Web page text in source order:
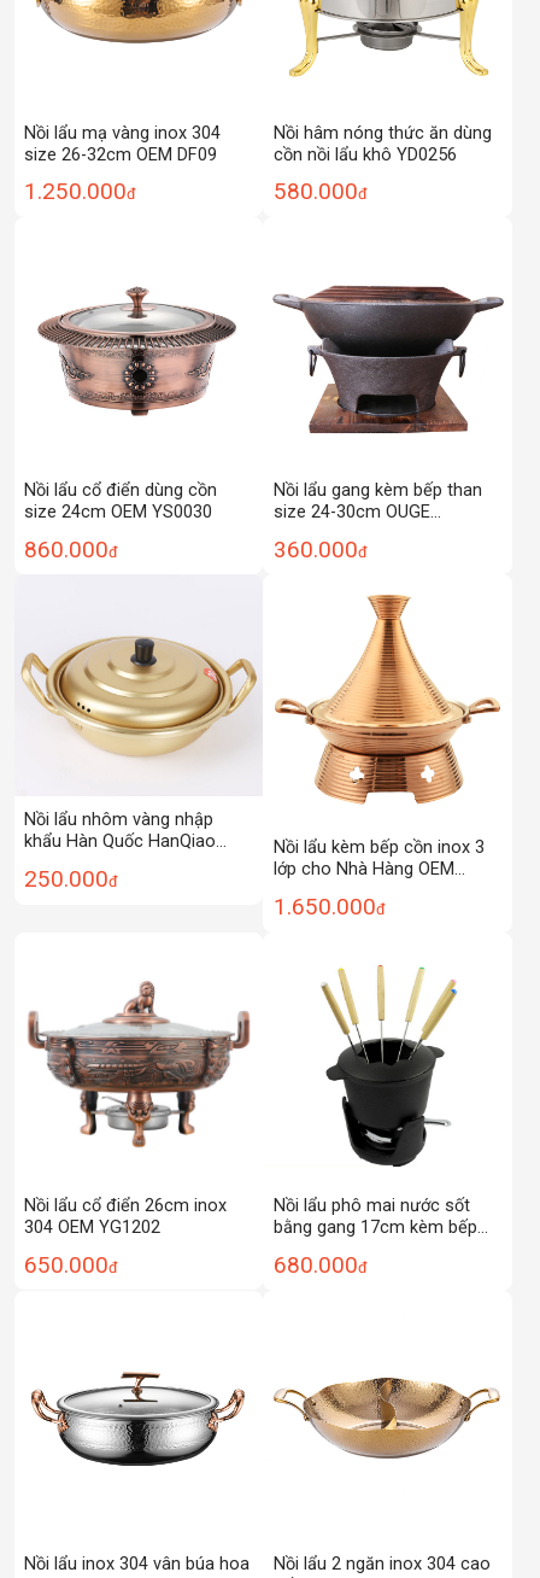
Nồi lẩu mạ vàng inox 304
size 26-32cm OEM DF09
1.250.000đ
Nồi hâm nóng thức ăn dùng
cồn nồi lẩu khô YD0256
580.000đ
Nồi lẩu cổ điển dùng cồn
size 24cm OEM YS0030
860.000đ
Nồi lẩu gang kèm bếp than
size 24-30cm OUGE
360.000đ
Nồi lẩu nhôm vàng nhập
khẩu Hàn Quốc HanQiao
250.000đ
Nồi lẩu kèm bếp cồn inox 3
lớp cho Nhà Hàng OEM
1.650.000đ
Nồi lẩu cổ điển 26cm inox
304 OEM YG1202
650.000đ
Nồi lẩu phô mai nước sốt
bằng gang 17cm kèm bếp
680.000đ
Nồi lẩu inox 304 vân búa hoa
Nồi lẩu 2 ngăn inox 304 cao